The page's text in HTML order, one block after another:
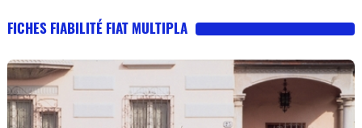
FICHES FIABILITÉ FIAT MULTIPLA